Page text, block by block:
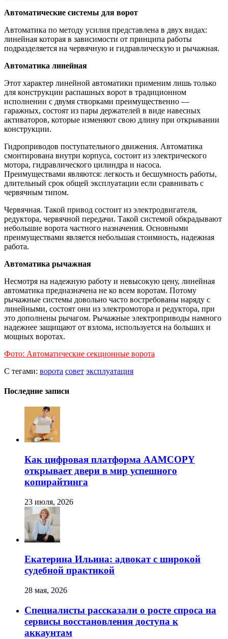
Автоматические системы для ворот
Автоматика по методу усилия представлена в двух видах:
линейная которая в зависимости от принципа работы
подразделяется на червячную и гидравлическую и рычажная.
Автоматика линейная
Этот характер линейной автоматики применим лишь только
для конструкции распашных ворот в традиционном
исполнении с двумя створками преимущественно —
гаражных, состоят из пары держателей в виде навесных
активаторов, которые изменяют свою длину при открывании
конструкции.
Гидроприводов поступательного движения. Автоматика
смонтирована внутри корпуса, состоит из электрического
мотора, гидравлического цилиндра и насоса.
Преимуществами являются: легкость и бесшумность работы,
длительный срок общей эксплуатации если сравнивать с
червячным типом.
Червячная. Такой привод состоит из электродвигателя,
редуктора, червячной передачи. Такой системой обкрадывают
небольшие ворота частного назначения. Основными
преимуществами является небольшая стоимиость, надежная
работа.
Автоматика рычажная
Несмотря на надежную работу и невысокую цену, линейная
автоматика предназначена не ко всем воротам. Потому
рычажные системы довольно часто востребованы наряду с
линейными, состоят они из электромотора и редуктора, при
это дополнены рычагом. Рычажные электроприводы намного
надежнее защищают от взлома, используется на больших и
мощных воротах.
Фото: Автоматические секционные ворота
С тегами: ворота совет эксплуатация
Последние записи
Как цифровая платформа AAMCOPY
открывает двери в мир успешного
копирайтинга
23 июля, 2026
Екатерина Ильина: адвокат с широкой
судебной практикой
28 мая, 2026
Специалисты рассказали о росте спроса на
сервисы восстановления доступа к
аккаунтам